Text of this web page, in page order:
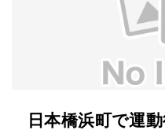
日本橋浜町で運